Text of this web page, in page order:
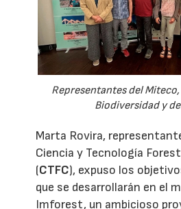
Representantes del
Biodiversidad y
Marta Rovira,
Ciencia y Tecnología
(CTFC), expuso los
que se desarrollarán en el
Imforest, un ambicioso